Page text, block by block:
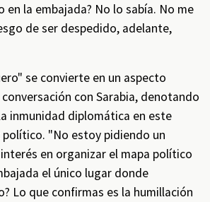
en la embajada? No lo sabía. No me
de ser despedido, adelante,
se convierte en un aspecto
con Sarabia, denotando
inmunidad diplomática en este
"No estoy pidiendo un
en organizar el mapa político
el único lugar donde
Lo que confirmas es la humillación